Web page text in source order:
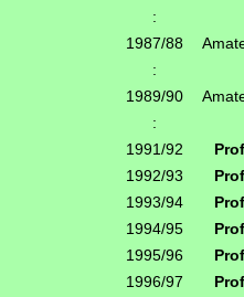
:
1987/88
:
1989/90
:
1991/92
1992/93
1993/94
1994/95
1995/96
1996/97